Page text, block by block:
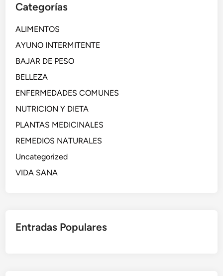
Categorías
ALIMENTOS
AYUNO INTERMITENTE
BAJAR DE PESO
BELLEZA
ENFERMEDADES COMUNES
NUTRICION Y DIETA
PLANTAS MEDICINALES
REMEDIOS NATURALES
Uncategorized
VIDA SANA
Entradas Populares